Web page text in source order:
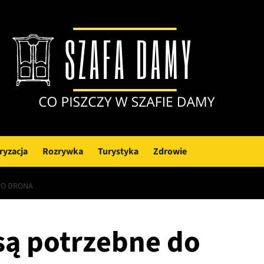
Rozrywka Turystyka Zdrowie
DRONA
potrzebne do